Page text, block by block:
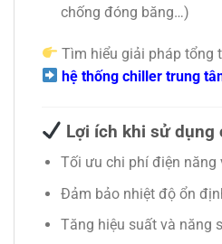
chống đóng băng…)
Tìm hiểu giải pháp tổng
hệ thống chiller trung
Lợi ích khi sử dụng
Tối ưu chi phí điện năng
Đảm bảo nhiệt độ ổn
Tăng hiệu suất và năng